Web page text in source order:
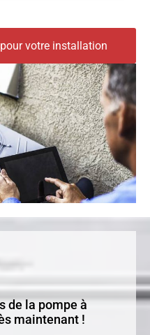
votre installation
de la pompe à
maintenant !